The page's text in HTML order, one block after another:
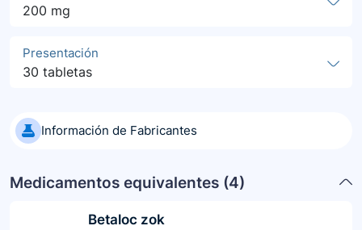
200 mg
Presentación
30 tabletas
Información de Fabricantes
Medicamentos equivalentes (4)
Betaloc zok